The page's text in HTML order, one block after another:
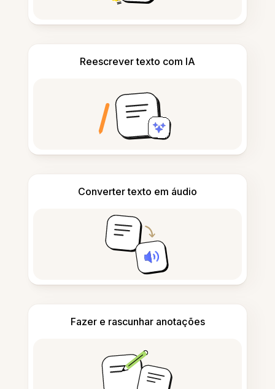
Reescrever texto com IA
Converter texto em áudio
Fazer e rascunhar anotações